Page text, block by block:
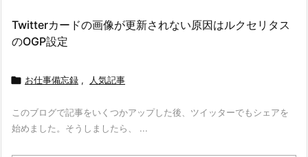
Twitterカードの画像が更新されない原因はルクセリタス
のOGP設定
 お仕事備忘録 , 人気記事
このブログで記事をいくつかアップした後、ツイッターでもシェアを
始めました。そうしましたら、 ...